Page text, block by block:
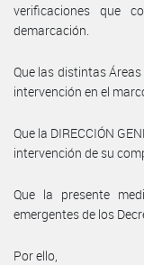
verificaciones que
demarcación.
Que las distintas
intervención en el
Que la DIRECCIÓN
intervención de su
Que la presente
emergentes de los
Por ello,